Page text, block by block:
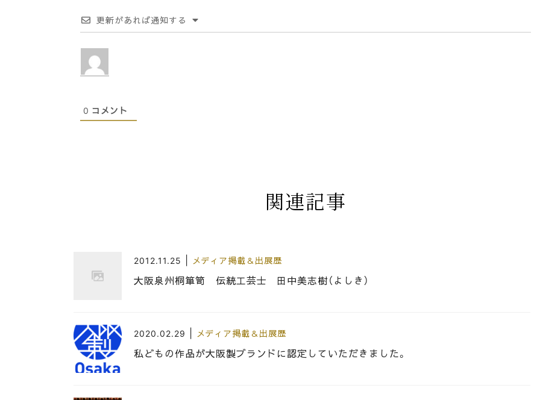
更新があれば通知する
0 コメント
関連記事
2012.11.25 メディア掲載＆出展歴
大阪泉州桐箪笥 伝統工芸士 田中美志樹（よしき）
2020.02.29 メディア掲載＆出展歴
私どもの作品が大阪製ブランドに認定していただきました。